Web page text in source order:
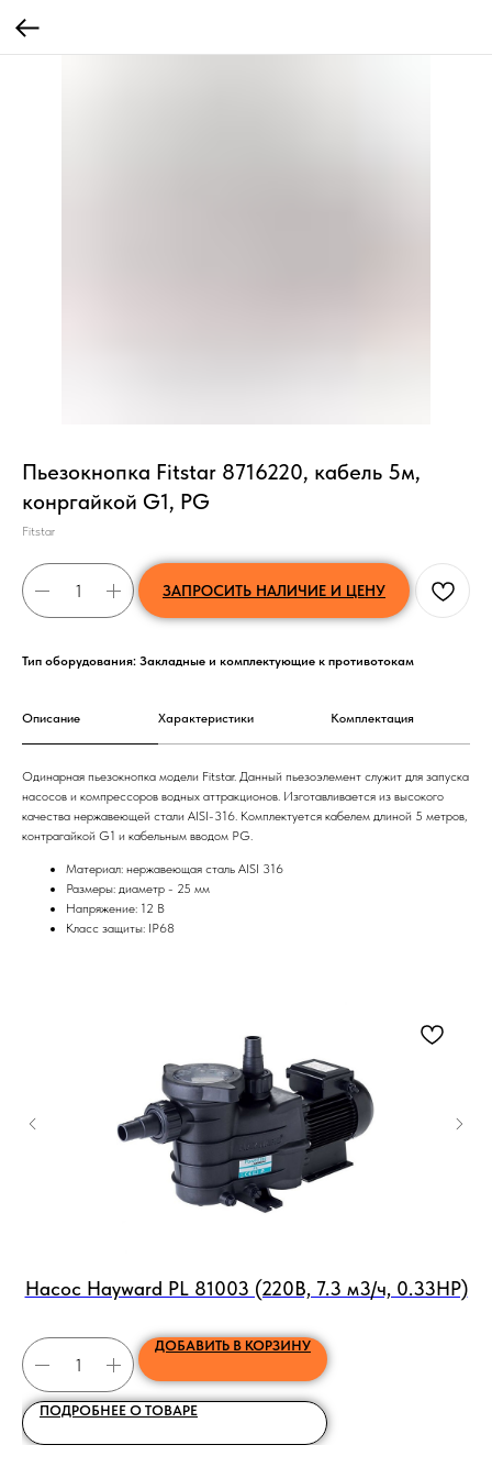
Пьезокнопка Fitstar 8716220, кабель 5м,
конргайкой G1, PG
Fitstar
ЗАПРОСИТЬ НАЛИЧИЕ И ЦЕНУ
Тип оборудования: Закладные и комплектующие к противотокам
Описание Характеристики Комплектация
Одинарная пьезокнопка модели Fitstar. Данный пьезоэлемент служит для запуска
насосов и компрессоров водных аттракционов. Изготавливается из высокого
качества нержавеющей стали AISI-316. Комплектуется кабелем длиной 5 метров,
контрагайкой G1 и кабельным вводом PG.
Материал: нержавеющая сталь AISI 316
Размеры: диаметр - 25 мм
Напряжение: 12 В
Класс защиты: IP68
Насос Hayward PL 81003 (220В, 7.3 м3/ч, 0.33HP)
ДОБАВИТЬ В КОРЗИНУ
ПОДРОБНЕЕ О ТОВАРЕ